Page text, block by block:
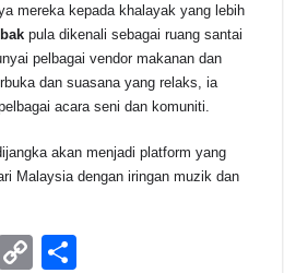
mereka kepada khalayak yang lebih
pula dikenali sebagai ruang santai
pelbagai vendor makanan dan
dan suasana yang relaks, ia
acara seni dan komuniti.
akan menjadi platform yang
Malaysia dengan iringan muzik dan
T
C